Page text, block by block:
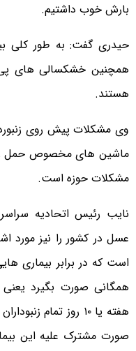
بارش خوب داشتیم.
حیدری گفت: به طور کلی
همچنین خشکسالی های
هستند.
وی مشکلات پیش روی
ماشین های مخصوص حمل
مشکلات حوزه است.
نایب رئیس اتحادیه
عسل در کشور را نیز مورد
است که در برابر بیماری
همگانی صورت بگیرد
هفته یا ۱۰ روز تمام
صورت مشترک علیه این